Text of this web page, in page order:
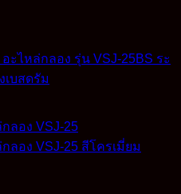
ะไหล่กลอง รุ่น VSJ-25BS ระ
เบสดรัม